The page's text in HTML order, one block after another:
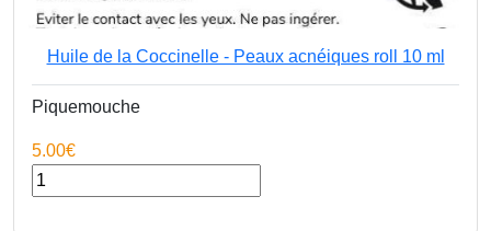
Huile de la Coccinelle - Peaux acnéiques roll 10 ml
Piquemouche
5.00€